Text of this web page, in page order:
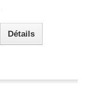
Détails